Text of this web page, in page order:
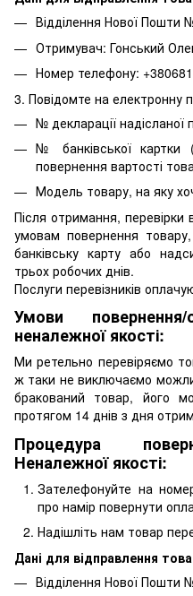
Відділення Нової Пошти
Отримувач: Гонський
Номер телефону:
3. Повідомте на електронну
№ декларації надісланої
№ банківської картки
повернення вартості
Модель товару, на яку
Після отримання, перевірки
умовам повернення
банківську карту або
трьох робочих днів.
Послуги перевізників
Умови
неналежної якості:
Ми ретельно перевіряємо
ж таки не виключаємо
бракований товар, його
протягом 14 днів з дня
Процедура
Неналежної якості:
Зателефонуйте на
про намір повернути
Надішліть нам товар
Дані для відправлення
Відділення Нової Пошти